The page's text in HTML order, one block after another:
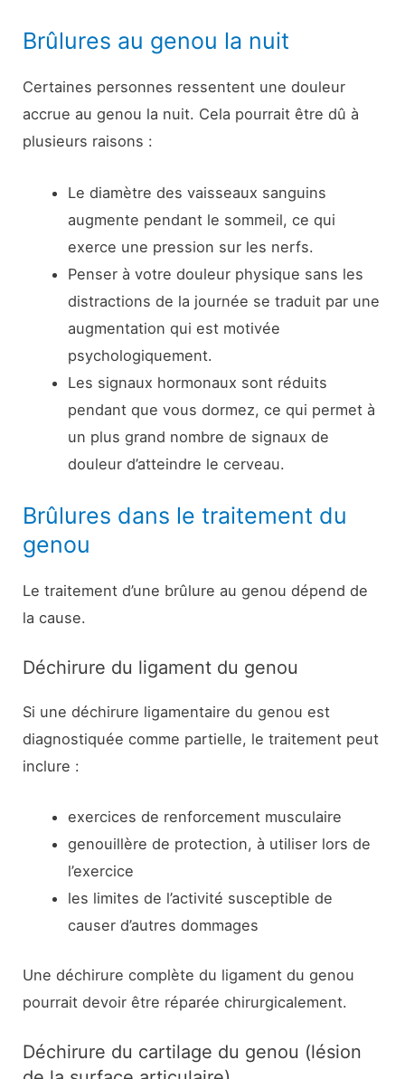
Brûlures au genou la nuit
Certaines personnes ressentent une douleur
accrue au genou la nuit. Cela pourrait être dû à
plusieurs raisons :
Le diamètre des vaisseaux sanguins
augmente pendant le sommeil, ce qui
exerce une pression sur les nerfs.
Penser à votre douleur physique sans les
distractions de la journée se traduit par une
augmentation qui est motivée
psychologiquement.
Les signaux hormonaux sont réduits
pendant que vous dormez, ce qui permet à
un plus grand nombre de signaux de
douleur d’atteindre le cerveau.
Brûlures dans le traitement du
genou
Le traitement d’une brûlure au genou dépend de
la cause.
Déchirure du ligament du genou
Si une déchirure ligamentaire du genou est
diagnostiquée comme partielle, le traitement peut
inclure :
exercices de renforcement musculaire
genouillère de protection, à utiliser lors de
l’exercice
les limites de l’activité susceptible de
causer d’autres dommages
Une déchirure complète du ligament du genou
pourrait devoir être réparée chirurgicalement.
Déchirure du cartilage du genou (lésion